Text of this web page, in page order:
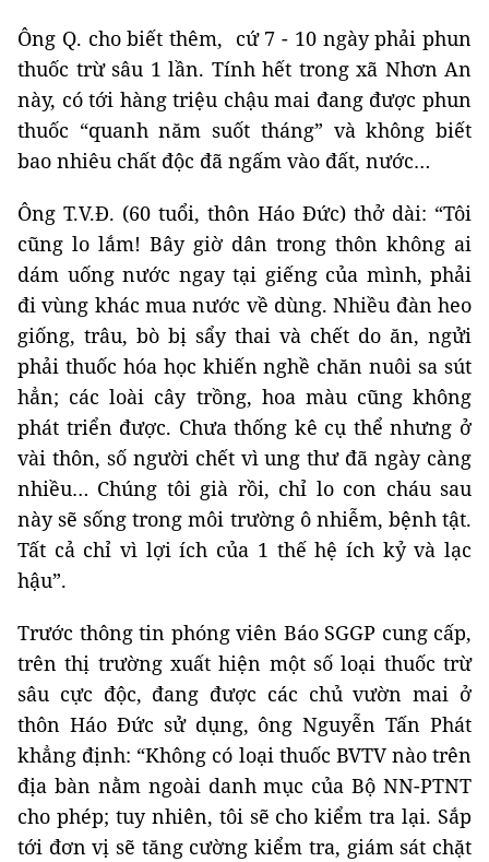
Ông Q. cho biết thêm, cứ 7 - 10 ngày phải phun
thuốc trừ sâu 1 lần. Tính hết trong xã Nhơn An
này, có tới hàng triệu chậu mai đang được phun
thuốc “quanh năm suốt tháng” và không biết
bao nhiêu chất độc đã ngấm vào đất, nước…
Ông T.V.Đ. (60 tuổi, thôn Háo Đức) thở dài: “Tôi
cũng lo lắm! Bây giờ dân trong thôn không ai
dám uống nước ngay tại giếng của mình, phải
đi vùng khác mua nước về dùng. Nhiều đàn heo
giống, trâu, bò bị sẩy thai và chết do ăn, ngửi
phải thuốc hóa học khiến nghề chăn nuôi sa sút
hẳn; các loài cây trồng, hoa màu cũng không
phát triển được. Chưa thống kê cụ thể nhưng ở
vài thôn, số người chết vì ung thư đã ngày càng
nhiều… Chúng tôi già rồi, chỉ lo con cháu sau
này sẽ sống trong môi trường ô nhiễm, bệnh tật.
Tất cả chỉ vì lợi ích của 1 thế hệ ích kỷ và lạc
hậu”.
Trước thông tin phóng viên Báo SGGP cung cấp,
trên thị trường xuất hiện một số loại thuốc trừ
sâu cực độc, đang được các chủ vườn mai ở
thôn Háo Đức sử dụng, ông Nguyễn Tấn Phát
khẳng định: “Không có loại thuốc BVTV nào trên
địa bàn nằm ngoài danh mục của Bộ NN-PTNT
cho phép; tuy nhiên, tôi sẽ cho kiểm tra lại. Sắp
tới đơn vị sẽ tăng cường kiểm tra, giám sát chặt